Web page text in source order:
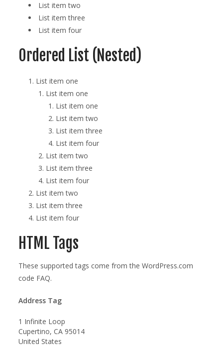
List item two
List item three
List item four
Ordered List (Nested)
List item one
List item one
List item one
List item two
List item three
List item four
List item two
List item three
List item four
List item two
List item three
List item four
HTML Tags
These supported tags come from the WordPress.com
code FAQ.
Address Tag
1 Infinite Loop
Cupertino, CA 95014
United States